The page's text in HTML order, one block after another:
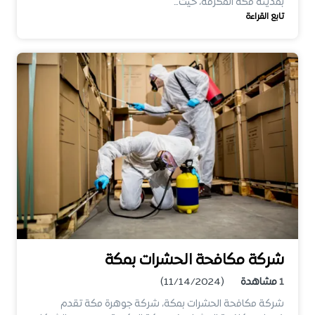
بمدينة مكة المكرمة، حيث…
تابع القراءة
شركة مكافحة الحشرات بمكة
1مشاهدة
(11/14/2024)
شركة مكافحة الحشرات بمكة، شركة جوهرة مكة تقدم